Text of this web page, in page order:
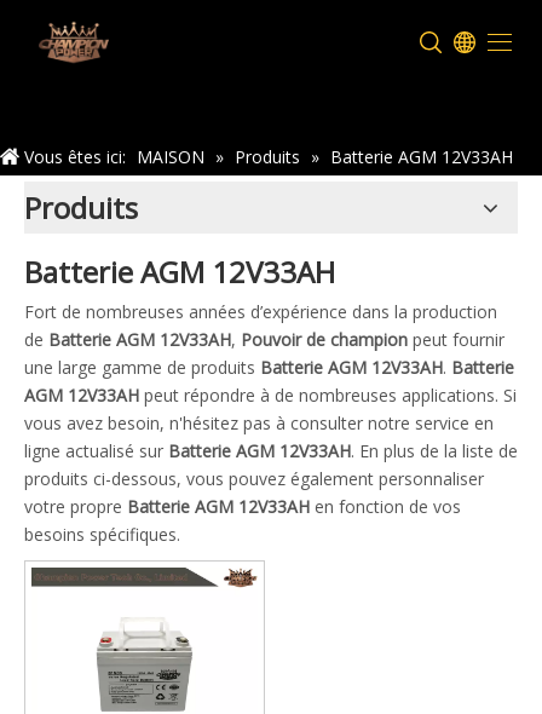
Vous êtes ici: MAISON » Produits » Batterie AGM 12V33AH
Produits
Batterie AGM 12V33AH
Fort de nombreuses années d’expérience dans la production
de Batterie AGM 12V33AH, Pouvoir de champion peut fournir
une large gamme de produits Batterie AGM 12V33AH. Batterie
AGM 12V33AH peut répondre à de nombreuses applications. Si
vous avez besoin, n'hésitez pas à consulter notre service en
ligne actualisé sur Batterie AGM 12V33AH. En plus de la liste de
produits ci-dessous, vous pouvez également personnaliser
votre propre Batterie AGM 12V33AH en fonction de vos
besoins spécifiques.